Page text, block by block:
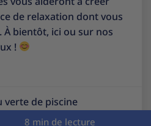
de relaxation dont vous
À bientôt, ici ou sur nos
!
de piscine